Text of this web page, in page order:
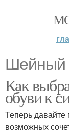
Шейный
Как
обуви к
Теперь
возможных